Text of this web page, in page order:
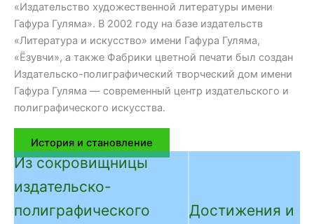
«Издательство художественной литературы имени
Гафура Гуляма». В 2002 году на базе издательств
«Литература и искусство» имени Гафура Гуляма,
«Ёзувчи», а также Фабрики цветной печати был создан
Издательско-полиграфический творческий дом имени
Гафура Гуляма — современный центр издательского и
полиграфического искусства.
История и становление
Из сокровищницы
издательско-
полиграфического
Достижения и